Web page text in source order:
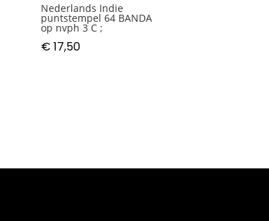
Nederlands Indie
puntstempel 64 BANDA
op nvph 3 C ;
€ 17,50